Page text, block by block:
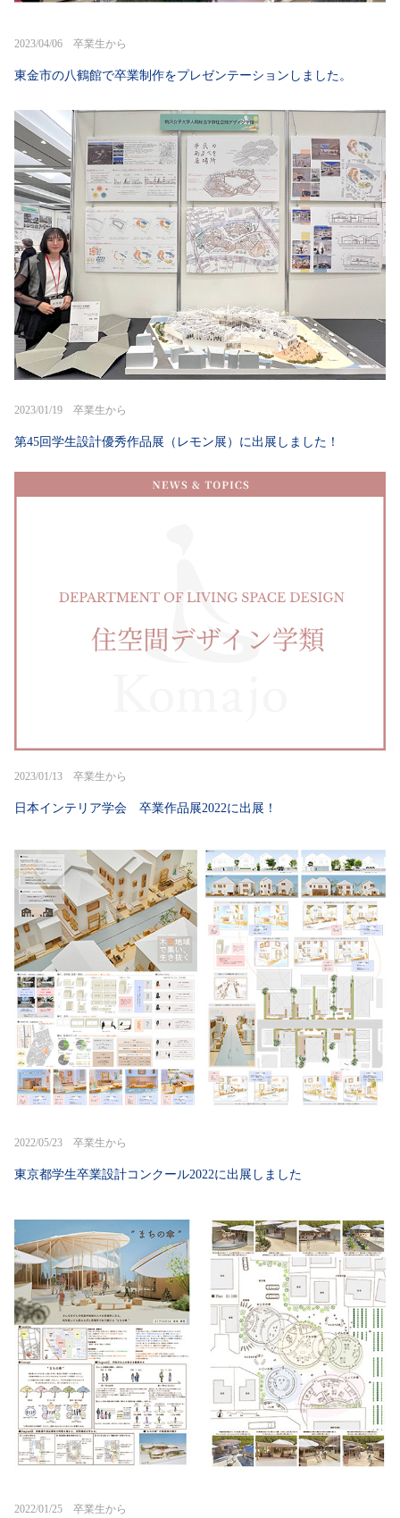
2023/04/06 卒業生から
東金市の八鶴館で卒業制作をプレゼンテーションしました。
2023/01/19 卒業生から
第45回学生設計優秀作品展（レモン展）に出展しました！
2023/01/13 卒業生から
日本インテリア学会 卒業作品展2022に出展！
2022/05/23 卒業生から
東京都学生卒業設計コンクール2022に出展しました
2022/01/25 卒業生から